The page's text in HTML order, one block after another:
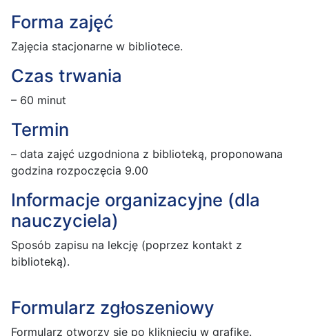
Forma zajęć
Zajęcia stacjonarne w bibliotece.
Czas trwania
– 60 minut
Termin
– data zajęć uzgodniona z biblioteką, proponowana
godzina rozpoczęcia 9.00
Informacje organizacyjne (dla
nauczyciela)
Sposób zapisu na lekcję (poprzez kontakt z
biblioteką).
Formularz zgłoszeniowy
Formularz otworzy sie po kliknięciu w grafikę.